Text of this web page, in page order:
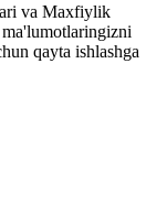
va Maxfiylik
qayta ishlashga